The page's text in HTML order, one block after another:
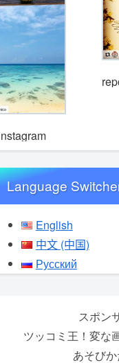
Language
English
中文 (中国)
Русский
スポン
ツッコミ王！変な
あそびか